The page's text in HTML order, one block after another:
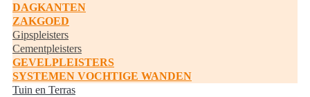
DAGKANTEN
ZAKGOED
Gipspleisters
Cementpleisters
GEVELPLEISTERS
SYSTEMEN VOCHTIGE WANDEN
Tuin en Terras